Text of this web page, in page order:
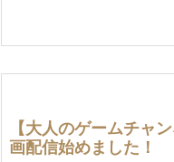
【大人のゲームチャ
画配信始めました！